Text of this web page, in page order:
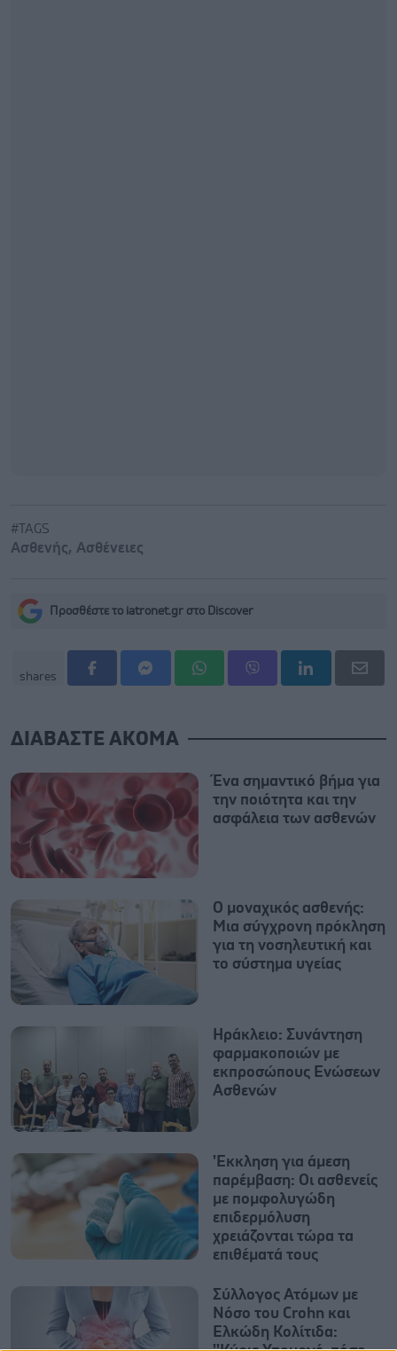
#TAGS
Ασθενής, Ασθένειες
Προσθέστε το iatronet.gr στο Discover
shares
ΔΙΑΒΑΣΤΕ ΑΚΟΜΑ
Ένα σημαντικό βήμα για
την ποιότητα και την
ασφάλεια των ασθενών
Ο μοναχικός ασθενής:
Μια σύγχρονη πρόκληση
για τη νοσηλευτική και
το σύστημα υγείας
Ηράκλειο: Συνάντηση
φαρμακοποιών με
εκπροσώπους Ενώσεων
Ασθενών
'Εκκληση για άμεση
παρέμβαση: Οι ασθενείς
με πομφολυγώδη
επιδερμόλυση
χρειάζονται τώρα τα
επιθέματά τους
Σύλλογος Ατόμων με
Νόσο του Crohn και
Ελκώδη Κολίτιδα: